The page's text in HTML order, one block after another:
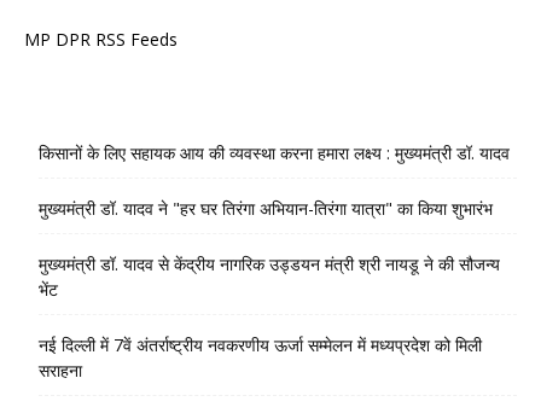
MP DPR RSS Feeds
किसानों के लिए सहायक आय की व्यवस्था करना हमारा लक्ष्य : मुख्यमंत्री डॉ. यादव
मुख्यमंत्री डॉ. यादव ने "हर घर तिरंगा अभियान-तिरंगा यात्रा" का किया शुभारंभ
मुख्यमंत्री डॉ. यादव से केंद्रीय नागरिक उड्डयन मंत्री श्री नायडू ने की सौजन्य
भेंट
नई दिल्ली में 7वें अंतर्राष्ट्रीय नवकरणीय ऊर्जा सम्मेलन में मध्यप्रदेश को मिली
सराहना